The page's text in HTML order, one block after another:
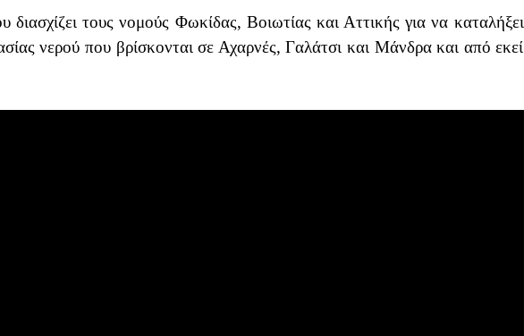
διασχίζει τους νομούς Φωκίδας, Βοιωτίας και Αττικής για να καταλήξει
νερού που βρίσκονται σε Αχαρνές, Γαλάτσι και Μάνδρα και από εκεί